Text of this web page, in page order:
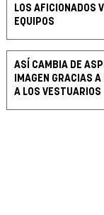
LOS AFICIONADOS
EQUIPOS
ASÍ CAMBIA DE
IMAGEN GRACIAS
A LOS VESTUARIOS